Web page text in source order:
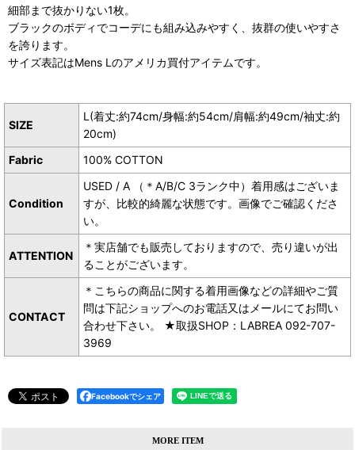
細部まで抜かりない1枚。
ブラックのボディでコーデにも組み込みやすく、抜群の使いやすさ
を誇ります。
サイズ表記はMens Lのアメリカ買付アイテムです。
SIZE
L(着丈:約74cm/身幅:約54cm/肩幅:約49cm/袖丈:約
20cm)
Fabric
100% COTTON
Condition
USED / A （＊A/B/C 3ランク中）着用感はございま
すが、比較的綺麗な状態です。画像でご確認くださ
い。
ATTENTION
＊実店舗でも販売しておりますので、売り違いが出
ることがございます。
CONTACT
＊こちらの商品に関する着用画像などの詳細やご質
問は下記ショップへのお電話又はメールにてお問い
合わせ下さい。 ★取扱SHOP：LABREA 092-707-
3969
Facebookでシェア
MORE ITEM